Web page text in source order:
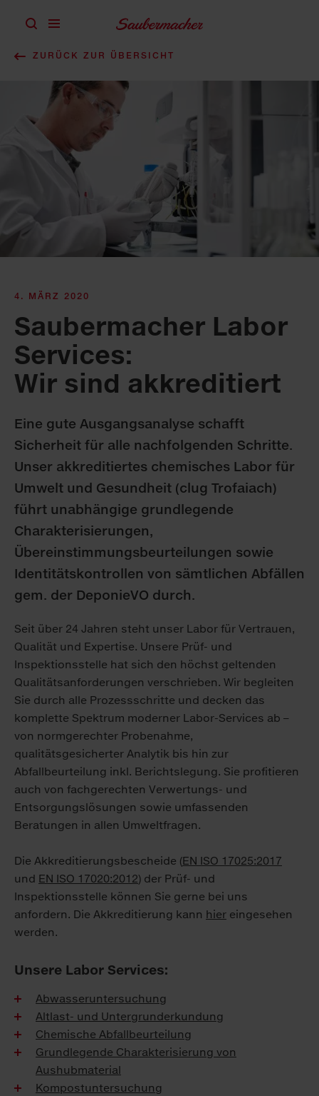
ZURÜCK ZUR ÜBERSICHT
4. MÄRZ 2020
Saubermacher Labor
Services:
Wir sind akkreditiert
Eine gute Ausgangsanalyse schafft
Sicherheit für alle nachfolgenden Schritte.
Unser akkreditiertes chemisches Labor für
Umwelt und Gesundheit (clug Trofaiach)
führt unabhängige grundlegende
Charakterisierungen,
Übereinstimmungsbeurteilungen sowie
Identitätskontrollen von sämtlichen Abfällen
gem. der DeponieVO durch.
Seit über 24 Jahren steht unser Labor für Vertrauen,
Qualität und Expertise. Unsere Prüf- und
Inspektionsstelle hat sich den höchst geltenden
Qualitätsanforderungen verschrieben. Wir begleiten
Sie durch alle Prozessschritte und decken das
komplette Spektrum moderner Labor-Services ab –
von normgerechter Probenahme,
qualitätsgesicherter Analytik bis hin zur
Abfallbeurteilung inkl. Berichtslegung. Sie profitieren
auch von fachgerechten Verwertungs- und
Entsorgungslösungen sowie umfassenden
Beratungen in allen Umweltfragen.
Die Akkreditierungsbescheide (EN ISO 17025:2017
und EN ISO 17020:2012) der Prüf- und
Inspektionsstelle können Sie gerne bei uns
anfordern. Die Akkreditierung kann hier eingesehen
werden.
Unsere Labor Services:
Abwasseruntersuchung
Altlast- und Untergrunderkundung
Chemische Abfallbeurteilung
Grundlegende Charakterisierung von
Aushubmaterial
Kompostuntersuchung